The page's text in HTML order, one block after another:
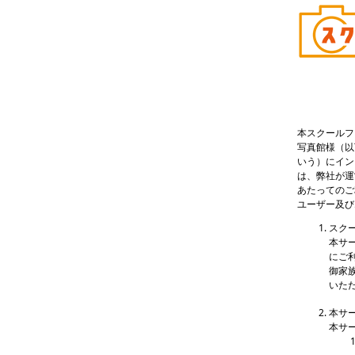
本スクール
写真館様（
いう）にイ
は、弊社が
あたっての
ユーザー及
スク
本サ
にご
御家
いた
本サ
本サ